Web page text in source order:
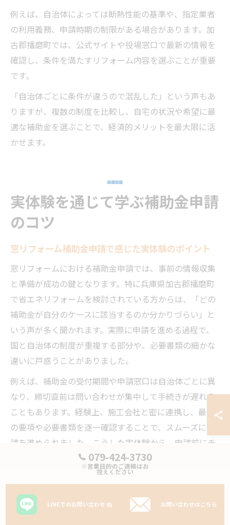
例えば、自治体によっては断熱性能の基準や、指定業者
の利用義務、申請時期の制限がある場合があります。加
古郡播磨町では、公式サイトや役場窓口で最新の情報を
確認し、条件を満たすリフォーム内容を選ぶことが重要
です。
「自治体ごとに条件が違うので混乱した」という声もあ
りますが、複数の制度を比較し、自宅の状況や希望に最
適な補助金を選ぶことで、経済的メリットを最大限に活
かせます。
実体験を通じて学ぶ補助金申請
のコツ
窓リフォーム補助金申請で感じた実体験のポイント
窓リフォームにおける補助金申請では、事前の情報収集
と準備が成功の鍵となります。特に兵庫県加古郡播磨町
で省エネリフォームを検討されている方からは、「どの
補助金が自分のケースに該当するのか分かりづらい」と
いう声が多く聞かれます。実際に申請を進める過程で、
国と自治体の制度が重複する部分や、必要書類の細かな
違いに戸惑うことがありました。
例えば、補助金の受付期間や申請窓口は自治体ごとに異
なり、締切直前は問い合わせが集中して手続きが遅れる
こともあります。経験上、施工会社と密に連携し、最新
の要項や必要書類を逐一確認することで、スムーズに申
請を進められました。こうした実体験から、申請前にチ
ェックリストを作成し、早めに準備を始めることが重要
だと実感しています。
省エネ窓リフォームの体験談から学ぶ成功の秘訣
079-424-3730
※営業目的のご連絡はお
控えください
LINEでのお問い合わせ お問い合わせはこちら